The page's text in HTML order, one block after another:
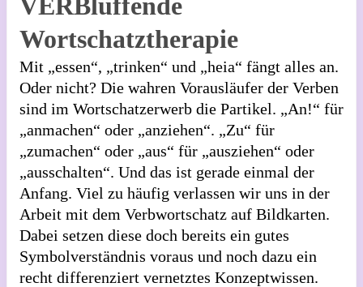
Wortschatztherapie
Mit „essen“, „trinken“ und „heia“ fängt alles an.
Oder nicht? Die wahren Vorausläufer der Verben
sind im Wortschatzerwerb die Partikel. „An!“ für
„anmachen“ oder „anziehen“. „Zu“ für
„zumachen“ oder „aus“ für „ausziehen“ oder
„ausschalten“. Und das ist gerade einmal der
Anfang. Viel zu häufig verlassen wir uns in der
Arbeit mit dem Verbwortschatz auf Bildkarten.
Dabei setzen diese doch bereits ein gutes
Symbolverständnis voraus und noch dazu ein
recht differenziert vernetztes Konzeptwissen.